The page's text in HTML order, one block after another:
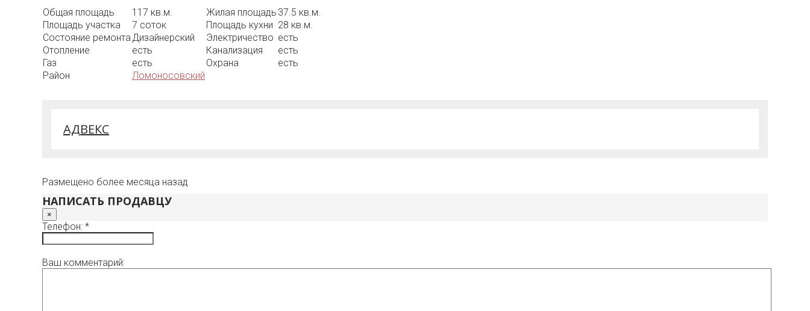
Общая площадь 117 кв.м. Жилая площадь 37.5 кв.м.
Площадь участка
7 соток Площадь кухни 28 кв.м.
Состояние ремонтаДизайнерский Электричество есть
Отопление
есть Канализация
есть
Газ
есть Охрана
есть
Район
Ломоносовский
АДВЕКС
Размещено более месяца назад
НАПИСАТЬ ПРОДАВЦУ
×
Телефон: *
Ваш комментарий: